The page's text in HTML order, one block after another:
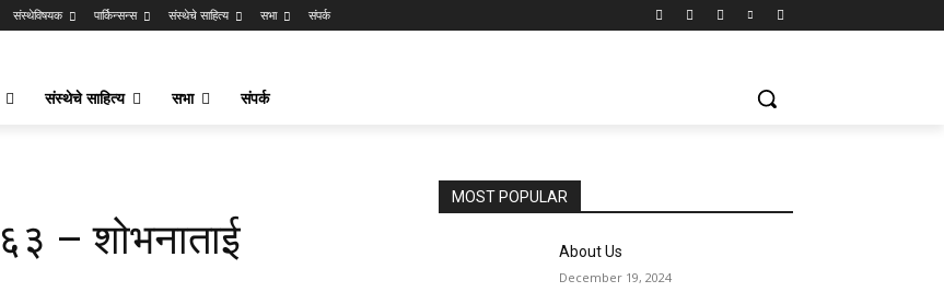
संस्थेविषयक पार्किन्सन्स संस्थेचे साहित्य सभा संपर्क
संस्थेचे साहित्य सभा संपर्क
– शोभनाताई
MOST POPULAR
About Us
December 19, 2024